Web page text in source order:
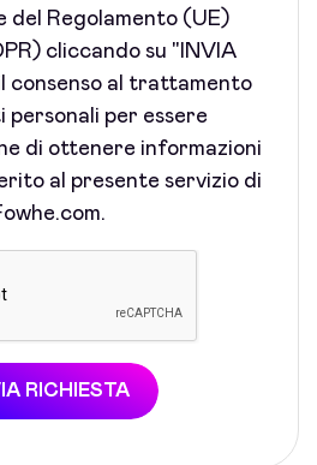
del Regolamento (UE)
cliccando su "INVIA
consenso al trattamento
personali per essere
di ottenere informazioni
al presente servizio di
RICHIESTA